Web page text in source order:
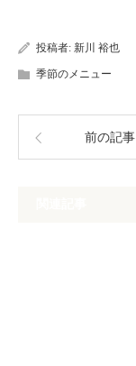
投稿者: 新川 裕也
季節のメニュー
前の記事